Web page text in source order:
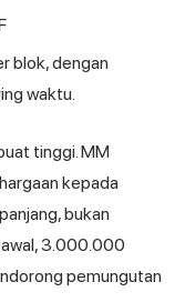
blok, dengan
waktu.
tinggi. MM
kepada
bukan
awal, 3.000.000
pemungutan